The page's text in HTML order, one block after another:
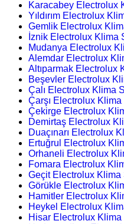
Karacabey Electrolux
Yıldırım Electrolux
Gemlik Electrolux
İznik Electrolux Klima
Mudanya Electrolux
Alemdar Electrolux
Altıparmak Electrolux
Beşevler Electrolux
Çalı Electrolux Klima
Çarşı Electrolux
Çekirge Electrolux
Demirtaş Electrolux
Duaçınarı Electrolux
Ertuğrul Electrolux
Orhaneli Electrolux
Fomara Electrolux
Geçit Electrolux Klima
Görükle Electrolux
Hamitler Electrolux
Heykel Electrolux
Hisar Electrolux Klima